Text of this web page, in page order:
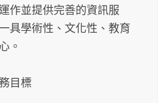
作並提供完善的資訊服
具學術性、文化性、教育
。
目標